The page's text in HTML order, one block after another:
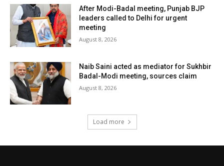
After Modi-Badal meeting, Punjab BJP
leaders called to Delhi for urgent
meeting
August 8, 2026
Naib Saini acted as mediator for Sukhbir
Badal-Modi meeting, sources claim
August 8, 2026
Load more